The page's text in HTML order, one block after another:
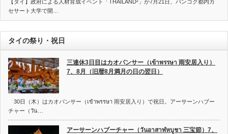
【タイ】政府による人材育成イベント「THAILAND²」が7月21日、バンコク都内カ
セサート大学で開…
タイの祭り・祝日
三連休3日目はカオパンサー（เข้าพรรษา 雨安居入り）
7、8月（旧暦8月満月の日の翌日）
30日（木）はカオパンサー（เข้าพรรษา 雨安居入り）で祝日。アーサーンハブー
チャー（วัน…
アーサーンハブーチャー（วันอาสาฬหบูชา 三宝節）7、